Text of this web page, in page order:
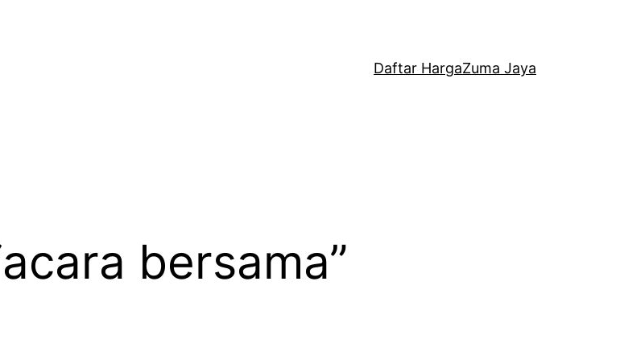
Daftar HargaZuma Jaya
bersama”